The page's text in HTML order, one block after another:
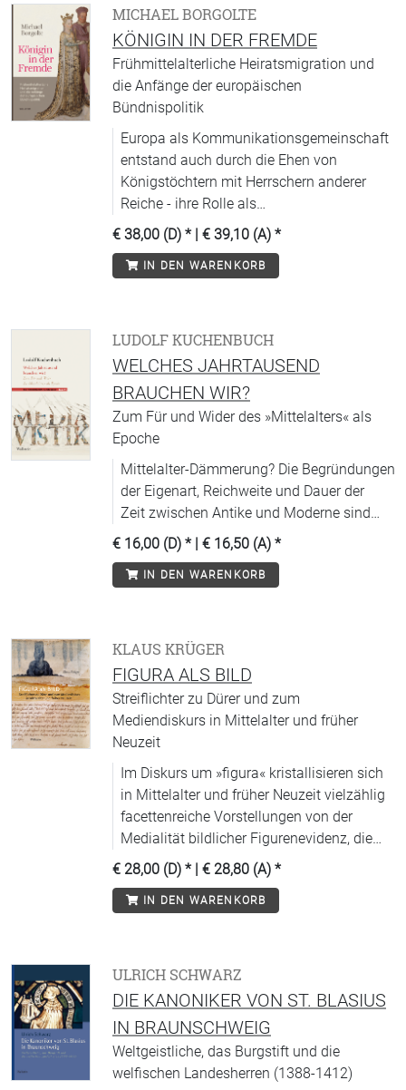
MICHAEL BORGOLTE
KÖNIGIN IN DER FREMDE
Frühmittelalterliche Heiratsmigration und
die Anfänge der europäischen
Bündnispolitik
Europa als Kommunikationsgemeinschaft
entstand auch durch die Ehen von
Königstöchtern mit Herrschern anderer
Reiche - ihre Rolle als
»Heiratsmigrantinnen« gestalteten die
Frauen mitunter sehr selbstbewusst.
€ 38,00 (D) * | € 39,10 (A) *
IN DEN WARENKORB
LUDOLF KUCHENBUCH
WELCHES JAHRTAUSEND
BRAUCHEN WIR?
Zum Für und Wider des »Mittelalters« als
Epoche
Mittelalter-Dämmerung? Die Begründungen
der Eigenart, Reichweite und Dauer der
Zeit zwischen Antike und Moderne sind
unübersichtlich geworden. Der Blick zurück
klärt, warum, und ermöglicht Orientierung.
€ 16,00 (D) * | € 16,50 (A) *
IN DEN WARENKORB
KLAUS KRÜGER
FIGURA ALS BILD
Streiflichter zu Dürer und zum
Mediendiskurs in Mittelalter und früher
Neuzeit
Im Diskurs um »figura« kristallisieren sich
in Mittelalter und früher Neuzeit vielzählig
facettenreiche Vorstellungen von der
Medialität bildlicher Figurenevidenz, die
sich exemplarisch im Werk von Dürer
fassen lassen.
€ 28,00 (D) * | € 28,80 (A) *
IN DEN WARENKORB
ULRICH SCHWARZ
DIE KANONIKER VON ST. BLASIUS
IN BRAUNSCHWEIG
Weltgeistliche, das Burgstift und die
welfischen Landesherren (1388-1412)